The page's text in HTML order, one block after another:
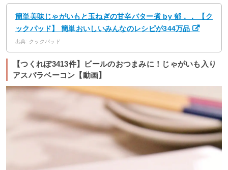
簡単美味じゃがいもと玉ねぎの甘辛バター煮 by 郁．． 【ク
ックパッド】 簡単おいしいみんなのレシピが344万品
出典: クックパッド
【つくれぽ3413件】ビールのおつまみに！じゃがいも入り
アスパラベーコン【動画】